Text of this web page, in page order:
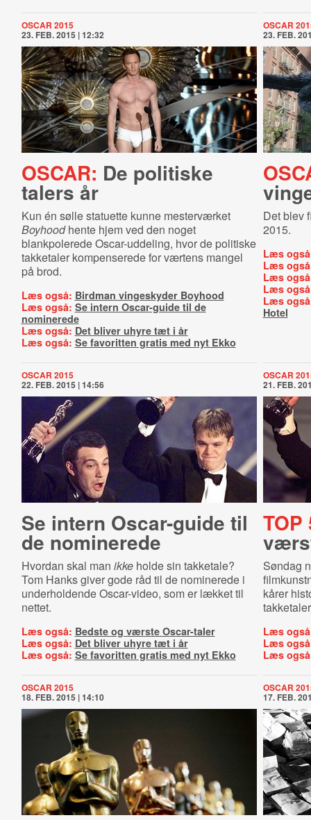
OSCAR 2015
23. FEB. 2015 | 12:32
OSCAR: De politiske
talers år
Kun én sølle statuette kunne mesterværket
Boyhoodhente hjem ved den noget
blankpolerede Oscar-uddeling, hvor de politiske
takketaler kompenserede for værtens mangel
på brod.
Læs også: Birdman vingeskyder Boyhood
Læs også: Se intern Oscar-guide til de
nominerede
Læs også: Det bliver uhyre tæt i år
Læs også: Se favoritten gratis med nyt Ekko
OSCAR
23. FEB.
Det blev
2015.
Læs
Læs
Læs
Læs
Læs
Hotel
OSCAR 2015
22. FEB. 2015 | 14:56
Se intern Oscar-guide til
de nominerede
Hvordan skal man ikke holde sin takketale?
Tom Hanks giver gode råd til de nominerede i
underholdende Oscar-video, som er lækket til
nettet.
Læs også: Bedste og værste Oscar-taler
Læs også: Det bliver uhyre tæt i år
Læs også: Se favoritten gratis med nyt Ekko
OSCAR
21. FEB.
TOP
Søndag
kårer
Læs
Læs
Læs
OSCAR 2015
18. FEB. 2015 | 14:10
OSCAR
17. FEB.